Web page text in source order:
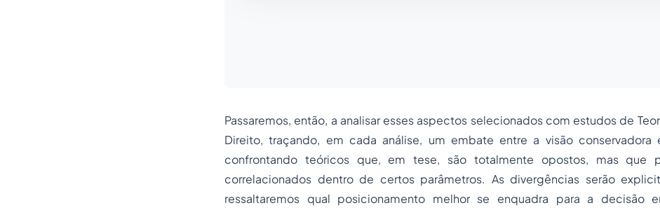
Passaremos, então, a analisar esses aspectos selecionados com estudos de
Direito, traçando, em cada análise, um embate entre a visão conservadora
confrontando teóricos que, em tese, são totalmente opostos, mas que
correlacionados dentro de certos parâmetros. As divergências serão
ressaltaremos qual posicionamento melhor se enquadra para a decisão